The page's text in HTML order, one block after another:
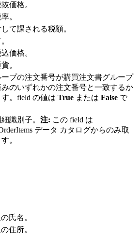
価格。
。
て課される税額。
価格。
。
プの注文番号が購買注文書グループ
のいずれかの注文番号と一致するか
。field の値は True または False で
識別子。 注: この field は
データ カタログからのみ取
。
氏名。
住所。